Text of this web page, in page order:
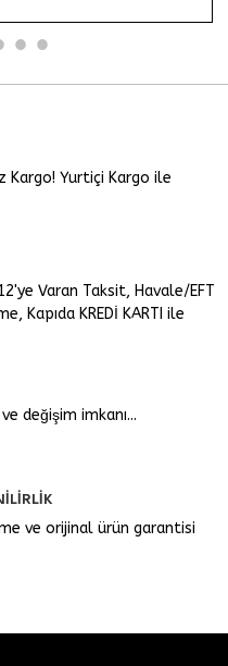
Kargo! Yurtiçi Kargo ile
Varan Taksit, Havale/EFT
Kapıda KREDİ KARTI ile
değişim imkanı...
ve orijinal ürün garantisi